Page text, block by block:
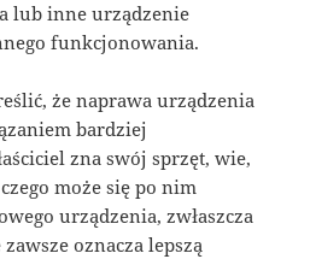
lub inne urządzenie
funkcjonowania.
że naprawa urządzenia
bardziej
zna swój sprzęt, wie,
może się po nim
urządzenia, zwłaszcza
oznacza lepszą